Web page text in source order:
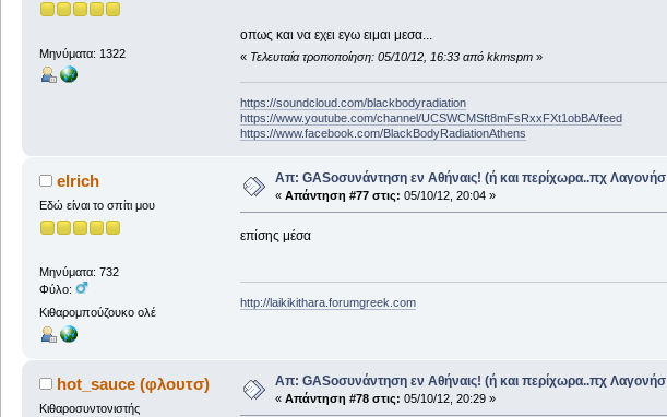
Μηνύματα: 1322
οπως και να εχει εγω ειμαι μεσα...
« Τελευταία τροποποίηση: 05/10/12, 16:33 από kkmspm»
https://soundcloud.com/blackbodyradiation
https://www.youtube.com/channel/UCSWCMSft8mFsRxxFXt1obBA/feed
https://www.facebook.com/BlackBodyRadiationAthens
elrich
Εδώ είναι το σπίτι μου
Μηνύματα: 732
Φύλο:
Κιθαρομπούζουκο ολέ
Απ: GASοσυνάντηση εν Αθήναις! (ή και περίχωρα..πχ Λαγονήσ
« Απάντηση #77 στις: 05/10/12, 20:04 »
επίσης μέσα
http://laikikithara.forumgreek.com
hot_sauce (φλουτσ)
Κιθαροσυντονιστής
Απ: GASοσυνάντηση εν Αθήναις! (ή και περίχωρα..πχ Λαγονήσ
« Απάντηση #78 στις: 05/10/12, 20:29 »